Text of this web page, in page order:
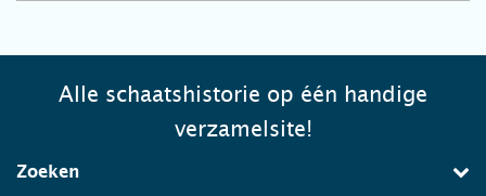
Alle schaatshistorie op één handige
verzamelsite!
Zoeken